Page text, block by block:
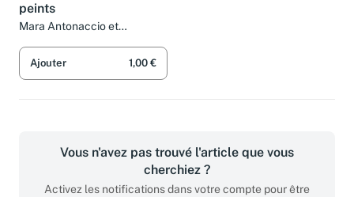
peints
Mara Antonaccio et
Ajouter 1,00 €
Vous n'avez pas trouvé l'article que vous
cherchiez ?
Activez les notifications dans votre compte pour être